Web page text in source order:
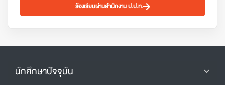
ร้องเรียนผ่านสำนักงาน ป.ป.ท.
นักศึกษาปัจจุบัน